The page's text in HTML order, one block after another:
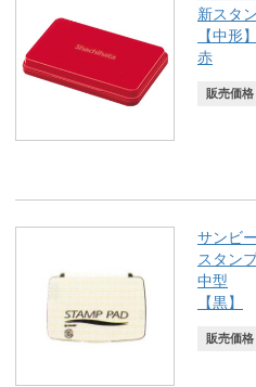
新スタ
【中形】
赤
販売価格
サンビー
スタン
中型
【黒】
販売価格